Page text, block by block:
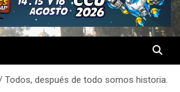
Todos, después de todo somos historia.